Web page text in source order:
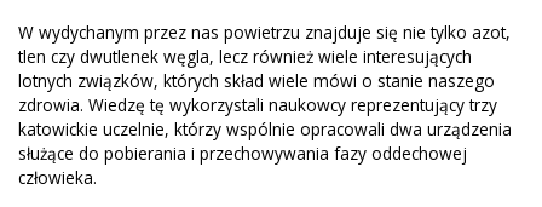
W wydychanym przez nas powietrzu znajduje się nie tylko azot,
tlen czy dwutlenek węgla, lecz również wiele interesujących
lotnych związków, których skład wiele mówi o stanie naszego
zdrowia. Wiedzę tę wykorzystali naukowcy reprezentujący trzy
katowickie uczelnie, którzy wspólnie opracowali dwa urządzenia
służące do pobierania i przechowywania fazy oddechowej
człowieka.